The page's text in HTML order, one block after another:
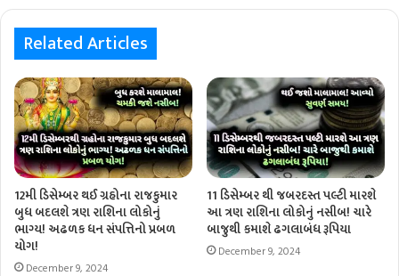
Related Articles
12મી ડિસેમ્બર થઈ ગ્રહોના રાજકુમાર
બુધ બદલશે ત્રણ રાશિના લોકોનું
ભાગ્ય! અઢળક ધન સંપત્તિનો પ્રબળ
યોગ!
December 9, 2024
11 ડિસેમ્બર થી જબરદસ્ત પલ્ટી મારશે
આ ત્રણ રાશિના લોકોનું નસીબ! ચારે
બાજુથી કમાશે ઢગલાબંધ રૂપિયા
December 9, 2024